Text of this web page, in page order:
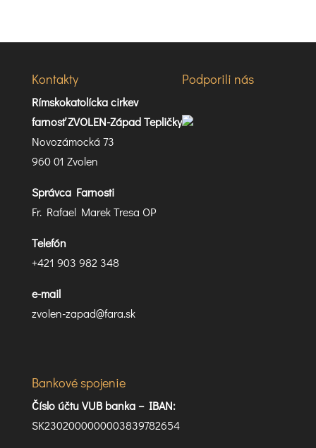
Kontakty
Rímskokatolícka cirkev
farnosť ZVOLEN-Západ Tepličky
Novozámocká 73
960 01 Zvolen
Správca Farnosti
Fr. Rafael Marek Tresa OP
Telefón
+421 903 982 348
e-mail
zvolen-zapad@fara.sk
Podporili nás
Bankové spojenie
Číslo účtu VUB banka – IBAN:
SK2302000000003839782654